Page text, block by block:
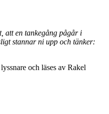
att en tankegång pågår i
stannar ni upp och tänker:
och läses av Rakel